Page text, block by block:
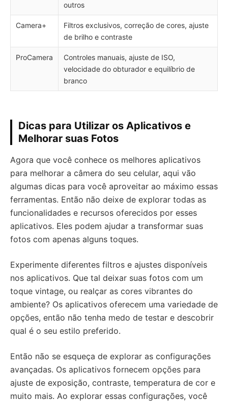
outros
Camera+
Filtros exclusivos, correção de cores, ajuste
de brilho e contraste
ProCamera
Controles manuais, ajuste de ISO,
velocidade do obturador e equilíbrio de
branco
Dicas para Utilizar os Aplicativos e
Melhorar suas Fotos
Agora que você conhece os melhores aplicativos
para melhorar a câmera do seu celular, aqui vão
algumas dicas para você aproveitar ao máximo essas
ferramentas. Então não deixe de explorar todas as
funcionalidades e recursos oferecidos por esses
aplicativos. Eles podem ajudar a transformar suas
fotos com apenas alguns toques.
Experimente diferentes filtros e ajustes disponíveis
nos aplicativos. Que tal deixar suas fotos com um
toque vintage, ou realçar as cores vibrantes do
ambiente? Os aplicativos oferecem uma variedade de
opções, então não tenha medo de testar e descobrir
qual é o seu estilo preferido.
Então não se esqueça de explorar as configurações
avançadas. Os aplicativos fornecem opções para
ajuste de exposição, contraste, temperatura de cor e
muito mais. Ao explorar essas configurações, você